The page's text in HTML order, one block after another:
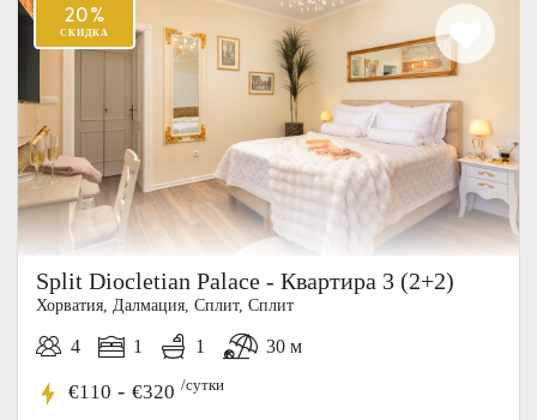
Split Diocletian Palace - Квартира 3 (2+2)
Хорватия, Далмация, Cплит, Сплит
4 1 1 30 м
€110 - €320 /сутки